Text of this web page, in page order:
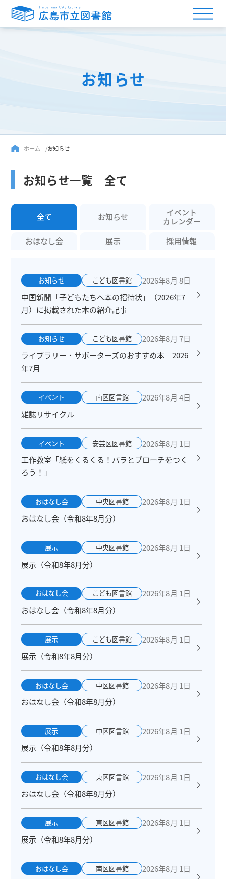
お知らせ
ホーム お知らせ
お知らせ一覧 全て
全て お知らせ
イベント
カレンダー
おはなし会
展示 採用情報
お知らせ こども図書館
2026年8月 8日
中国新聞「子どもたちへ本の招待状」（2026年7
月）に掲載された本の紹介記事
お知らせ こども図書館
2026年8月 7日
ライブラリー・サポーターズのおすすめ本 2026
年7月
イベント 南区図書館
2026年8月 4日
雑誌リサイクル
イベント 安芸区図書館
2026年8月 1日
工作教室「紙をくるくる！バラとブローチをつく
ろう！」
おはなし会 中央図書館
2026年8月 1日
おはなし会（令和8年8月分）
展示 中央図書館
2026年8月 1日
展示（令和8年8月分）
おはなし会 こども図書館
2026年8月 1日
おはなし会（令和8年8月分）
展示 こども図書館
2026年8月 1日
展示（令和8年8月分）
おはなし会 中区図書館
2026年8月 1日
おはなし会（令和8年8月分）
展示 中区図書館
2026年8月 1日
展示（令和8年8月分）
おはなし会 東区図書館
2026年8月 1日
おはなし会（令和8年8月分）
展示 東区図書館
2026年8月 1日
展示（令和8年8月分）
おはなし会 南区図書館
2026年8月 1日